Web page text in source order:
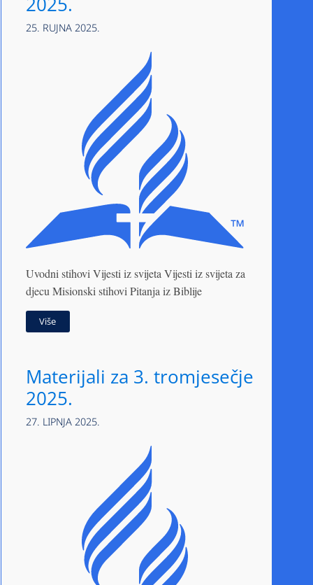
25. RUJNA 2025.
Uvodni stihovi Vijesti iz svijeta Vijesti iz svijeta za
djecu Misionski stihovi Pitanja iz Biblije
Više
Materijali za 3. tromjesečje
2025.
27. LIPNJA 2025.